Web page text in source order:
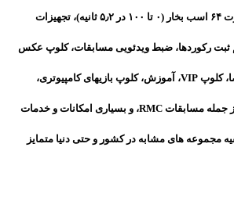
های ریس مخصوص با قدرت ۶۴ اسب بخار (۰ تا ۱۰۰ در ۵٫۲ ثانیه)، تجهیزات
رکوردها، ضبط ویدئویی مسابقات، کلوپ عکس
و فیلمبرداری، باشگاه اعضا، کلوپ VIP، آموزش، کلوپ بازیهای کامپیوتری،
برگزاری انواع مسابقات از جمله مسابقات RMC، و بسیاری امکانات و خدمات
مجموعه های مشابه در کشور و حتی دنیا متمایز